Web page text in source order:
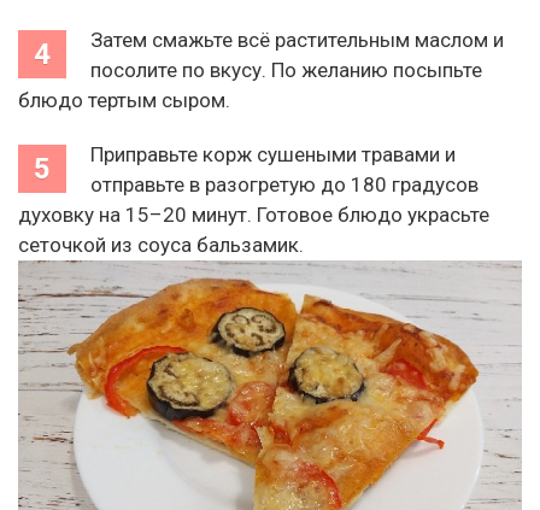
Затем смажьте всё растительным маслом и
посолите по вкусу. По желанию посыпьте
блюдо тертым сыром.
Приправьте корж сушеными травами и
отправьте в разогретую до 180 градусов
духовку на 15–20 минут. Готовое блюдо украсьте
сеточкой из соуса бальзамик.